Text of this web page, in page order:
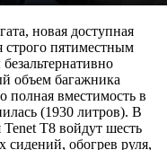
новая доступная
строго пятиместным
объем багажника
полная вместимость в
(1930 литров). В
T8 войдут шесть
сидений, обогрев руля,